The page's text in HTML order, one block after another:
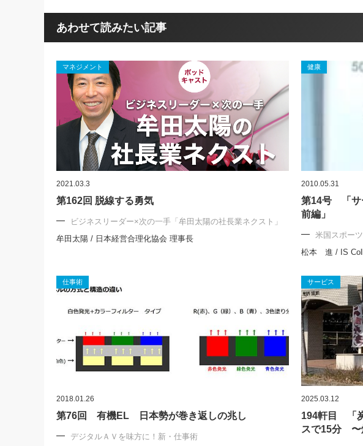
あわせて読みたい記事
マネジメント
2021.03.3
第162回 脱線する勇気
ビジネスリーダー×次の一手「牟田太陽の社長業ネクスト」
牟田太陽 / 日本経営合理化協会 理事長
健康
2010.05.31
第14号 「サ
前編」
米国スポー
松本 進 / IS
仕事術
2018.01.26
第76回 有機EL 日本勢が巻き返しの兆し
デジタルＡＶを味方に！新・仕事術
サービス
2025.03.12
194軒目 「
スで15分 〜